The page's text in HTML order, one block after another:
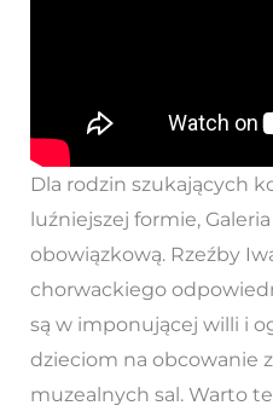
Dla rodzin szukających
luźniejszej formie,
obowiązkową. Rzeźby
chorwackiego
są w imponującej willi i
dzieciom na obcowanie
muzealnych sal. Warto